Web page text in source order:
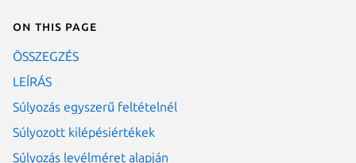
On this page
ÖSSZEGZÉS
LEÍRÁS
Súlyozás egyszerű feltételnél
Súlyozott kilépésiértékek
Súlyozás levélméret alapján